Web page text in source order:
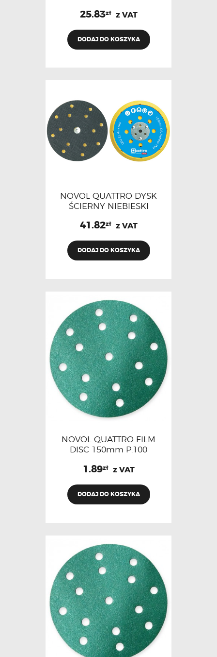
25.83zł z VAT
DODAJ DO KOSZYKA
NOVOL QUATTRO DYSK
ŚCIERNY NIEBIESKI
41.82zł z VAT
DODAJ DO KOSZYKA
NOVOL QUATTRO FILM
DISC 150mm P.100
1.89zł z VAT
DODAJ DO KOSZYKA